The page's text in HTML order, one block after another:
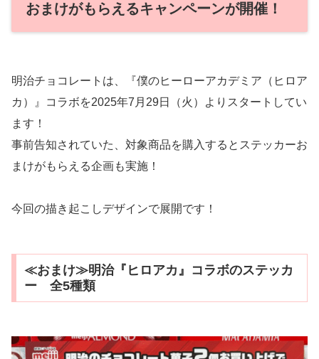
おまけがもらえるキャンペーンが開催！
明治チョコレートは、『僕のヒーローアカデミア（ヒロア
カ）』コラボを2025年7月29日（火）よりスタートしてい
ます！
事前告知されていた、対象商品を購入するとステッカーお
まけがもらえる企画も実施！
今回の描き起こしデザインで展開です！
≪おまけ≫明治『ヒロアカ』コラボのステッカ
ー 全5種類